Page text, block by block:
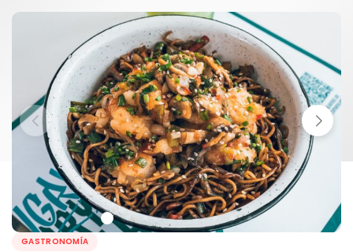
GASTRONOMÍA